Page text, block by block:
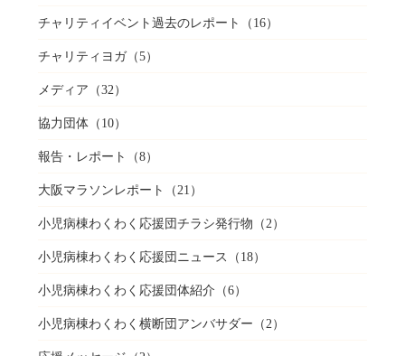
チャリティイベント過去のレポート （16）
チャリティヨガ（5）
メディア （32）
協力団体（10）
報告・レポート （8）
大阪マラソンレポート （21）
小児病棟わくわく応援団チラシ発行物 （2）
小児病棟わくわく応援団ニュース （18）
小児病棟わくわく応援団体紹介 （6）
小児病棟わくわく横断団アンバサダー （2）